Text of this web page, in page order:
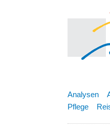
Analysen
Pflege